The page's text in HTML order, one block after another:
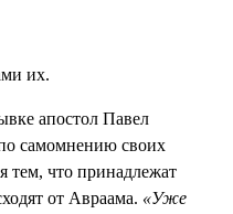
их.
апостол Павел
самомнению своих
тем, что принадлежат
от Авраама. «Уже